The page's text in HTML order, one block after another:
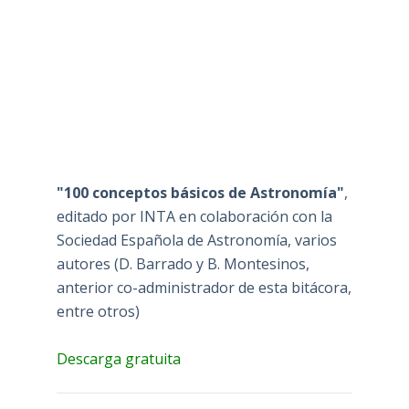
"100 conceptos básicos de Astronomía",
editado por INTA en colaboración con la
Sociedad Española de Astronomía, varios
autores (D. Barrado y B. Montesinos,
anterior co-administrador de esta bitácora,
entre otros)
Descarga gratuita